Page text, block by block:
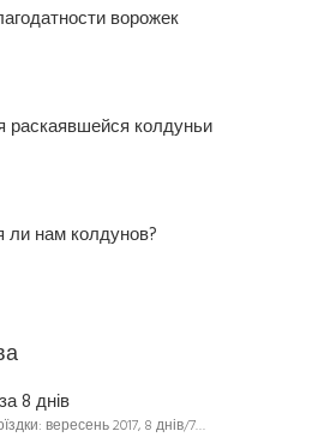
ворожек
раскаявшейся колдуньи
ли нам колдунов?
8 днів
вересень 2017, 8 днів/7…